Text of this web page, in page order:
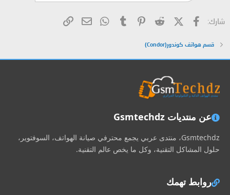
شارك: فيسبوكX (Twitter)
Reddit
Pinterest
Tumblr
WhatsAppالبريد الإلكتروني
الرابط
قسم هواتف كوندور(Condor)
عن منتديات Gsmtechdz
Gsmtechdz، منتدى عربي يجمع محترفي صيانة الهواتف، السوفتوير،
حلول المشاكل التقنية، وكل ما يخص عالم التقنية.
روابط تهمك